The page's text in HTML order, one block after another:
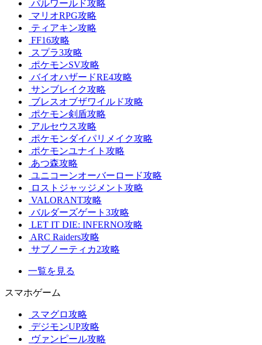
パルワールド攻略
マリオRPG攻略
ティアキン攻略
FF16攻略
スプラ3攻略
ポケモンSV攻略
バイオハザードRE4攻略
サンブレイク攻略
ブレスオブザワイルド攻略
ポケモン剣盾攻略
アルセウス攻略
ポケモンダイパリメイク攻略
ポケモンユナイト攻略
あつ森攻略
ユニコーンオーバーロード攻略
ロストジャッジメント攻略
VALORANT攻略
バルダーズゲート3攻略
LET IT DIE: INFERNO攻略
ARC Raiders攻略
サブノーティカ2攻略
一覧を見る
スマホゲーム
スマグロ攻略
デジモンUP攻略
ヴァンピール攻略